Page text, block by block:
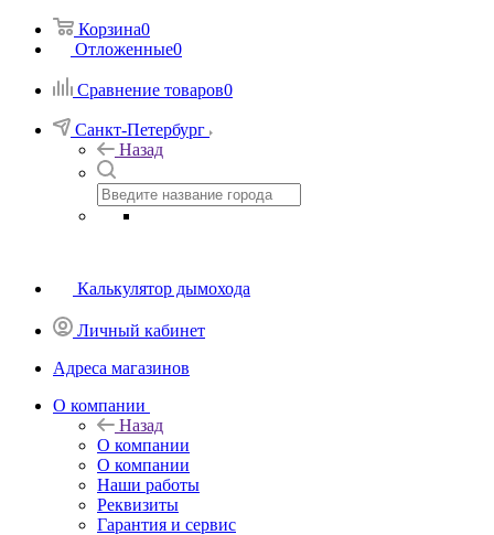
Корзина0
Отложенные0
Сравнение товаров0
Санкт-Петербург
Назад
Калькулятор дымохода
Личный кабинет
Адреса магазинов
O компании
Назад
O компании
О компании
Наши работы
Реквизиты
Гарантия и сервис